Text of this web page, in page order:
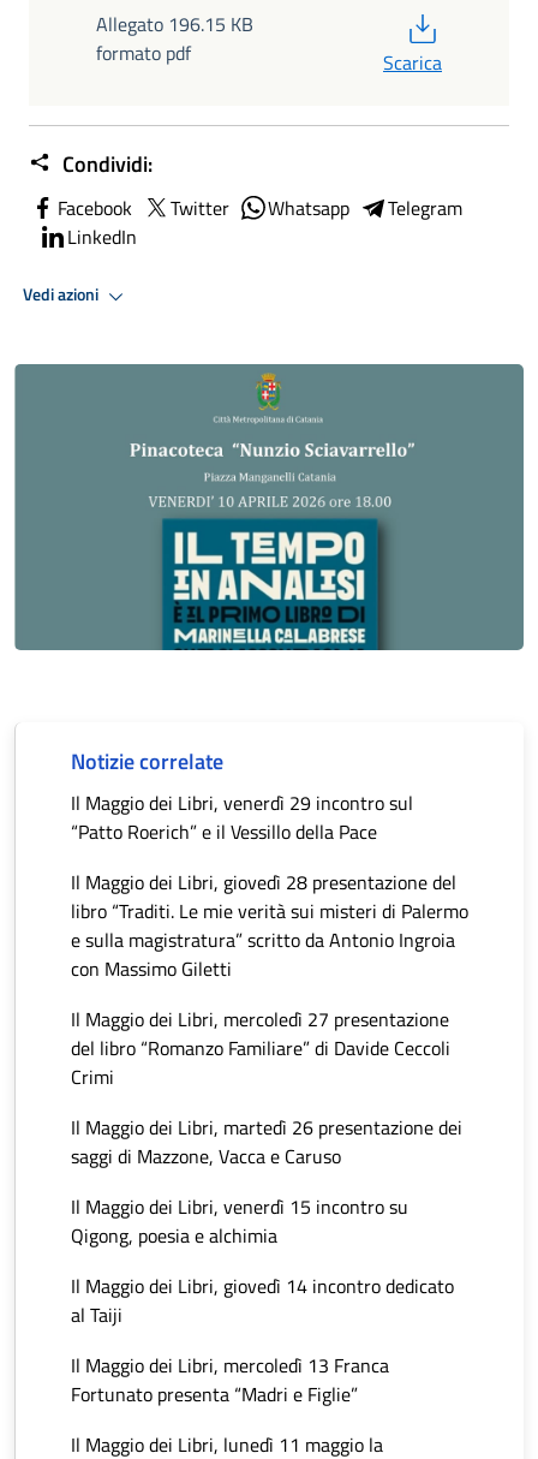
Allegato 196.15 KB
formato pdf
Scarica
Condividi:
Facebook Twitter Whatsapp
Telegram
LinkedIn
Vedi azioni
Notizie correlate
Il Maggio dei Libri, venerdì 29 incontro sul
“Patto Roerich” e il Vessillo della Pace
Il Maggio dei Libri, giovedì 28 presentazione del
libro “Traditi. Le mie verità sui misteri di Palermo
e sulla magistratura” scritto da Antonio Ingroia
con Massimo Giletti
Il Maggio dei Libri, mercoledì 27 presentazione
del libro “Romanzo Familiare” di Davide Ceccoli
Crimi
Il Maggio dei Libri, martedì 26 presentazione dei
saggi di Mazzone, Vacca e Caruso
Il Maggio dei Libri, venerdì 15 incontro su
Qigong, poesia e alchimia
Il Maggio dei Libri, giovedì 14 incontro dedicato
al Taiji
Il Maggio dei Libri, mercoledì 13 Franca
Fortunato presenta “Madri e Figlie”
Il Maggio dei Libri, lunedì 11 maggio la